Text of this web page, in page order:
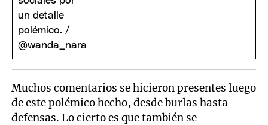
Muchos comentarios se hicieron presentes luego
de este polémico hecho, desde burlas hasta
defensas. Lo cierto es que también se